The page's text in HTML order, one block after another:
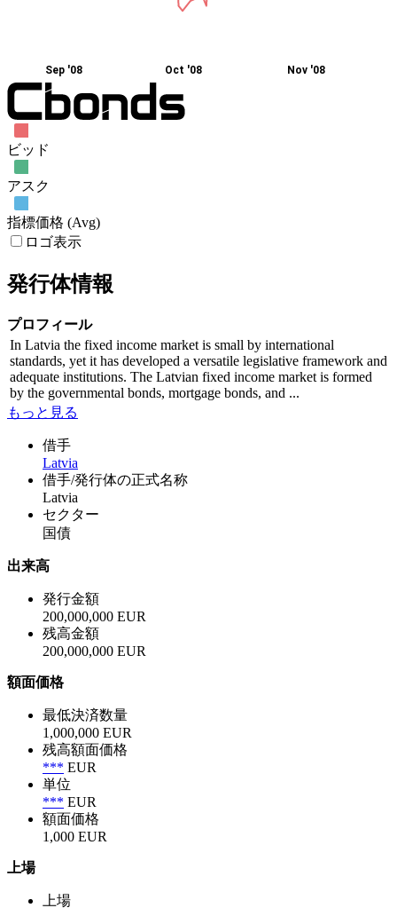
Sep '08 Oct '08 Nov '08
ビッド
アスク
指標価格 (Avg)
ロゴ表示
発行体情報
プロフィール
In Latvia the fixed income market is small by international
standards, yet it has developed a versatile legislative framework and
adequate institutions. The Latvian fixed income market is formed
by the governmental bonds, mortgage bonds, and ...
もっと見る
借手
Latvia
借手/発行体の正式名称
Latvia
セクター
国債
出来高
発行金額
200,000,000 EUR
残高金額
200,000,000 EUR
額面価格
最低決済数量
1,000,000 EUR
残高額面価格
*** EUR
単位
*** EUR
額面価格
1,000 EUR
上場
上場